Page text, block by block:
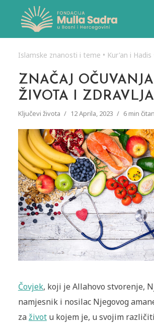
Islamske znanosti i teme • Kur'an i Hadis
ZNAČAJ OČUVANJA
ŽIVOTA I ZDRAVLJA
Ključevi života 12 Aprila, 2023 6 min
Čovjek, koji je Allahovo stvorenje,
namjesnik i nosilac Njegovog
zaživotu kojem je, u svojim